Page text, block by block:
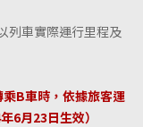
列車實際運行里程及
B車時，依據旅客運
6月23日生效）